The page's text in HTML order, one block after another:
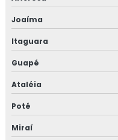
Joaíma
Itaguara
Guapé
Ataléia
Poté
Miraí